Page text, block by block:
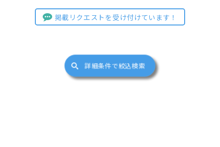
掲載リクエストを受け付けています！
詳細条件で絞込検索